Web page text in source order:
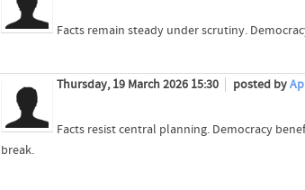
Facts remain steady under scrutiny.
Thursday, 19 March 2026 15:30 posted by
Facts resist central planning. Democracy
break.